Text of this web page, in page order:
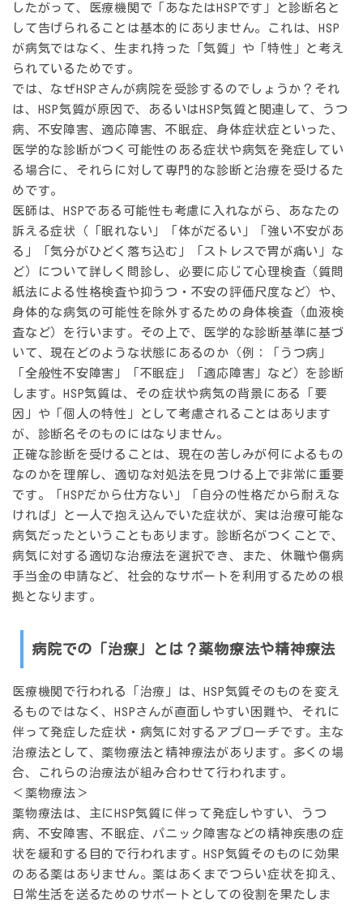
したがって、医療機関で「あなたはHSPです」と診断名と
して告げられることは基本的にありません。これは、HSP
が病気ではなく、生まれ持った「気質」や「特性」と考え
られているためです。
では、なぜHSPさんが病院を受診するのでしょうか？それ
は、HSP気質が原因で、あるいはHSP気質と関連して、
うつ
病、不安障害、適応障害、不眠症、身体症状症といった、
医学的な診断がつく可能性のある症状や病気を発症してい
る場合に、それらに対して専門的な診断と治療を受けるた
めです。
医師は、HSPである可能性も考慮に入れながら、あなたの
訴える症状（「眠れない」「体がだるい」「強い不安があ
る」「気分がひどく落ち込む」「ストレスで胃が痛い」な
ど）について詳しく問診し、必要に応じて心理検査（質問
紙法による性格検査や抑うつ・不安の評価尺度など）や、
身体的な病気の可能性を除外するための身体検査（血液検
査など）を行います。その上で、医学的な診断基準に基づ
いて、現在どのような状態にあるのか（例：「うつ病」
「全般性不安障害」「不眠症」「適応障害」など）を診断
します。HSP気質は、その症状や病気の背景にある「要
因」や「個人の特性」として考慮されることはあります
が、診断名そのものにはなりません。
正確な診断を受けることは、現在の苦しみが何によるもの
なのかを理解し、適切な対処法を見つける上で非常に重要
です。「HSPだから仕方ない」「自分の性格だから耐えな
ければ」と一人で抱え込んでいた症状が、実は治療可能な
病気だったということもあります。診断名がつくことで、
病気に対する適切な治療法を選択でき、また、休職や傷病
手当金の申請など、社会的なサポートを利用するための根
拠となります。
病院での「治療」とは？薬物療法や精神療法
医療機関で行われる「治療」は、HSP気質そのものを変え
るものではなく、HSPさんが直面しやすい困難や、それに
伴って発症した症状・病気に対するアプローチです。主な
治療法として、薬物療法と精神療法があります。多くの場
合、これらの治療法が組み合わせて行われます。
＜薬物療法＞
薬物療法は、主にHSP気質に伴って発症しやすい、うつ
病、不安障害、不眠症、パニック障害などの精神疾患の症
状を緩和する目的で行われます。HSP気質そのものに効果
のある薬はありません。薬はあくまでつらい症状を抑え、
日常生活を送るためのサポートとしての役割を果たしま